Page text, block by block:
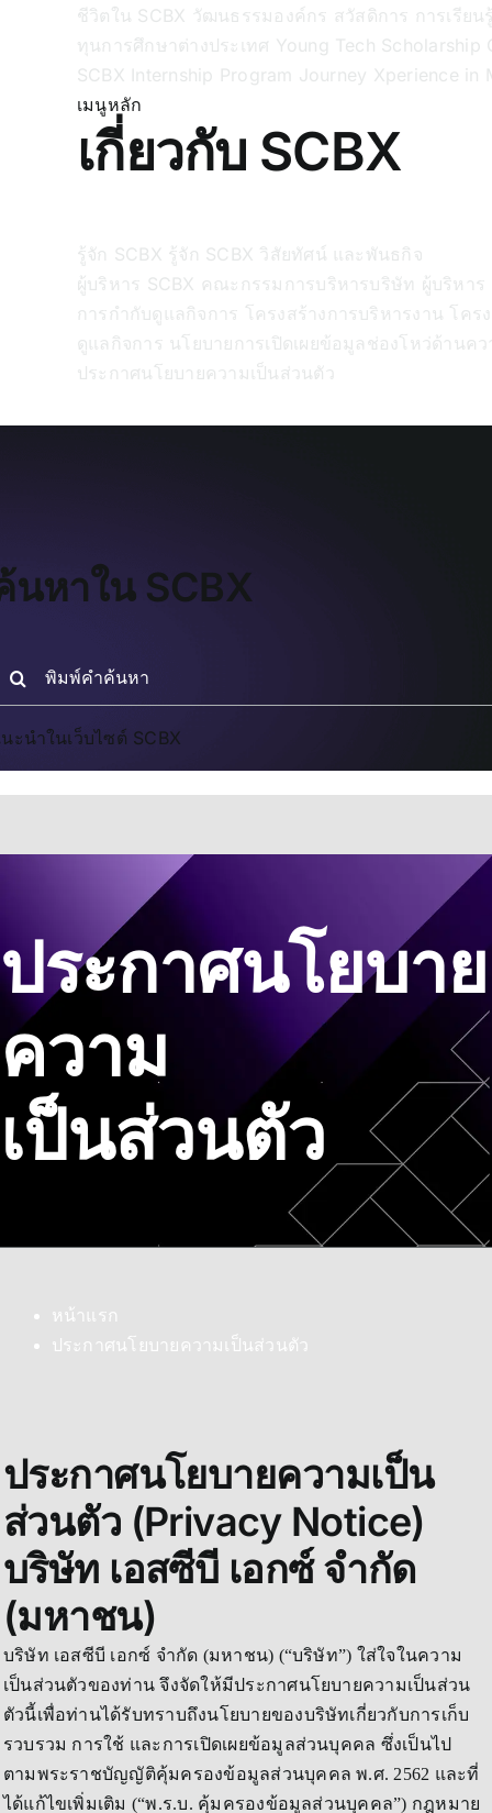
ชีวิตใน SCBX วัฒนธรรมองค์กร สวัสดิการ การเรีย
ทุนการศึกษาต่างประเทศ Young Tech Scholarship
SCBX Internship Program Journey Xperience in
เมนูหลัก
เกี่ยวกับ SCBX
รู้จัก SCBX รู้จัก SCBX วิสัยทัศน์ และพันธกิจ
ผู้บริหาร SCBX คณะกรรมการบริหารบริษัท ผู้บริหาร
การกำกับดูแลกิจการ โครงสร้างการบริหารงาน โคร
ดูแลกิจการ นโยบายการเปิดเผยข้อมูลช่องโหว่ด้านค
ประกาศนโยบายความเป็นส่วนตัว
นหาใน SCBX
ะนำในเว็บไซต์ SCBX
ประกาศนโยบาย
ความ
เป็นส่วนตัว
หน้าแรก
ประกาศนโยบายความเป็นส่วนตัว​
ประกาศนโยบายความเป็น
ส่วนตัว (Privacy Notice)
บริษัท เอสซีบี เอกซ์ จำกัด
(มหาชน)
บริษัท เอสซีบี เอกซ์ จำกัด (มหาชน) (“บริษัท”) ใส่ใจในความ
เป็นส่วนตัวของท่าน จึงจัดให้มีประกาศนโยบายความเป็นส่วน
ตัวนี้เพื่อท่านได้รับทราบถึงนโยบายของบริษัทเกี่ยวกับการเก็บ
รวบรวม การใช้ และการเปิดเผยข้อมูลส่วนบุคคล ซึ่งเป็นไป
ตามพระราชบัญญัติคุ้มครองข้อมูลส่วนบุคคล พ.ศ. 2562 และที่
ได้แก้ไขเพิ่มเติม (“พ.ร.บ. คุ้มครองข้อมูลส่วนบุคคล”) กฎหมาย